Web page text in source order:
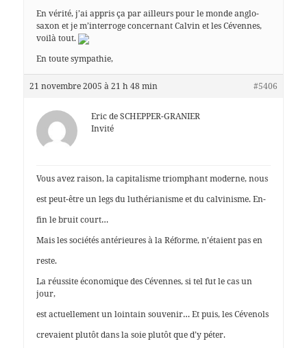
En vérité, j’ai appris ça par ailleurs pour le monde anglo-
saxon et je m’interroge concernant Calvin et les Cévennes,
voilà tout.
En toute sympathie,
21 novembre 2005 à 21 h 48 min #5406
Eric de SCHEPPER-GRANIER
Invité
Vous avez raison, la capitalisme triomphant moderne, nous
est peut-être un legs du luthérianisme et du calvinisme. En-
fin le bruit court…
Mais les sociétés antérieures à la Réforme, n’étaient pas en
reste.
La réussite économique des Cévennes, si tel fut le cas un
jour,
est actuellement un lointain souvenir… Et puis, les Cévenols
crevaient plutôt dans la soie plutôt que d’y péter.